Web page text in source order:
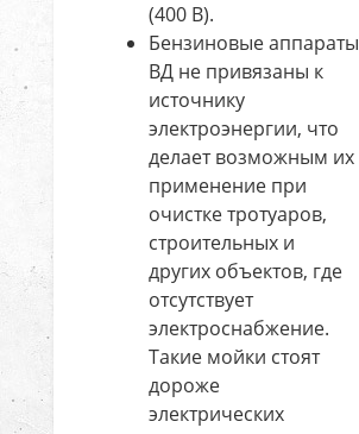
(400 В).
Бензиновые аппараты
ВД не привязаны к
источнику
электроэнергии, что
делает возможным их
применение при
очистке тротуаров,
строительных и
других объектов, где
отсутствует
электроснабжение.
Такие мойки стоят
дороже
электрических